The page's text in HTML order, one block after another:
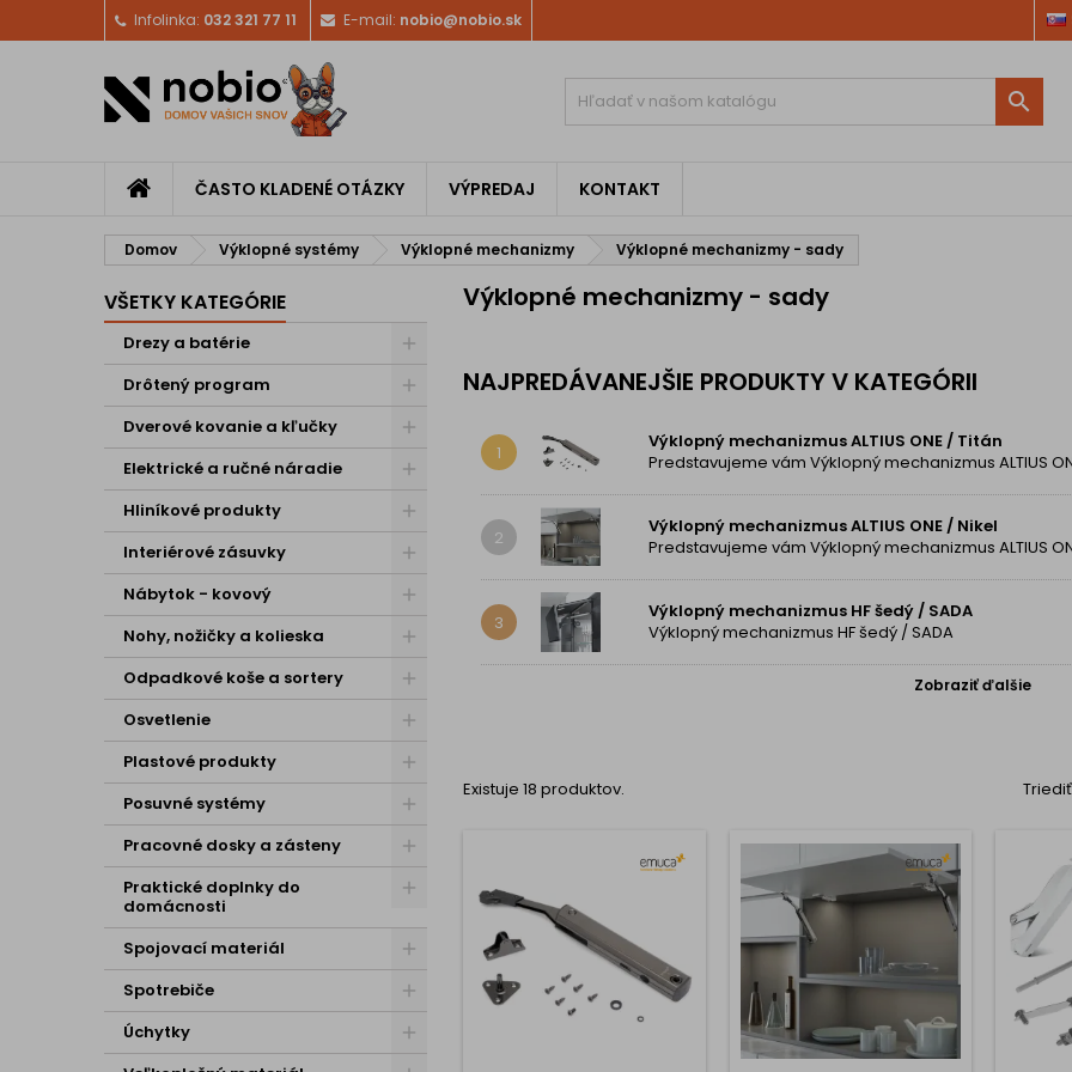
Infolinka: 032 321 77 11 E-mail: nobio@nobio.sk

ČASTO KLADENÉ OTÁZKY VÝPREDAJ KONTAKT
Domov Výklopné systémy Výklopné mechanizmy Výklopné mechanizmy - sady
VŠETKY KATEGÓRIE
Drezy a batérie
Drôtený program
Dverové kovanie a kľučky
Elektrické a ručné náradie
Hliníkové produkty
Interiérové zásuvky
Nábytok - kovový
Nohy, nožičky a kolieska
Odpadkové koše a sortery
Osvetlenie
Plastové produkty
Posuvné systémy
Pracovné dosky a zásteny
Praktické doplnky do
domácnosti
Spojovací materiál
Spotrebiče
Úchytky
Výklopné mechanizmy - sady
NAJPREDÁVANEJŠIE PRODUKTY V KATEGÓRII
1
Výklopný mechanizmus ALTIUS ONE / Titán
2
Výklopný mechanizmus ALTIUS ONE / Nikel
3
Výklopný mechanizmus HF šedý / SADA
Výklopný mechanizmus HF šedý / SADA
Zobraziť ďalšie
Existuje 18 produktov.